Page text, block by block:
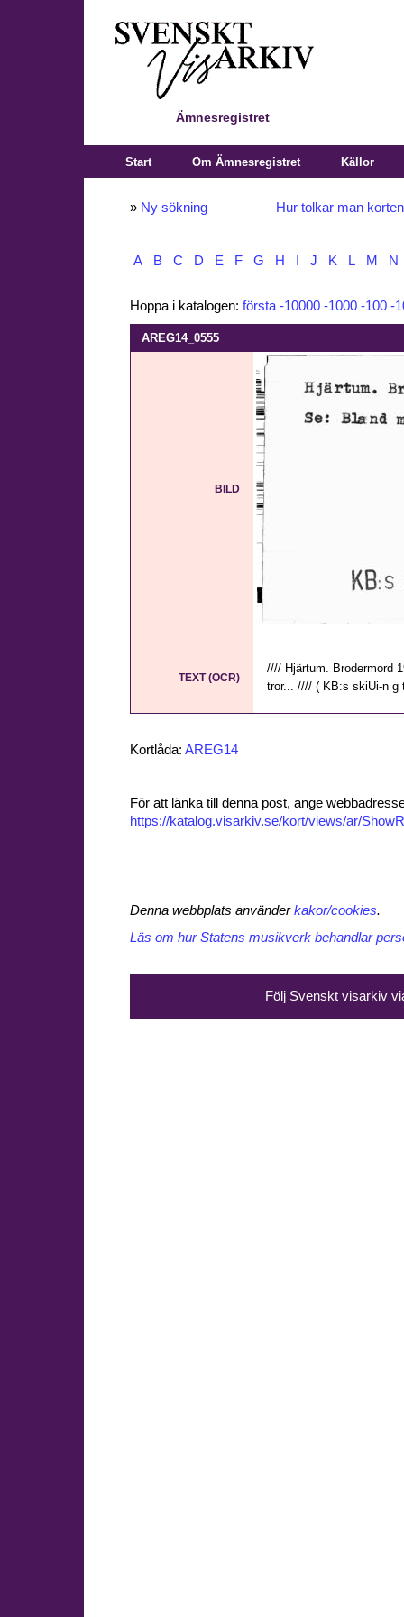
Ämnesregistret
Start Om Ämnesregistret Källor
» Ny sökning Hur tolkar man
A B C D E F G H J K L M N
Hoppa i katalogen: första -10000 -1000 -100 -
AREG14_0555
BILD
TEXT (OCR)
//// Hjärtum. Brodermord
tror... //// ( KB:s skiUi-n g
Kortlåda: AREG14
För att länka till denna post, ange
https://katalog.visarkiv.se/kort/views/ar/
Denna webbplats använderkakor/cookies.
Läs om hur Statens musikverk behandlar
Följ Svenskt visarkiv